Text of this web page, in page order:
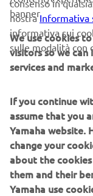
©Yamaha Motor
Le informazioni
pagine web non
commerciali o non
autorizzazione
consenso in
nostraInformativa
informativa sui
sulle modalità con
banner
We use cookies
visitors so we
services and
If you continue
assume that you
Yamaha website.
change your
about the
them and their
Yamaha use